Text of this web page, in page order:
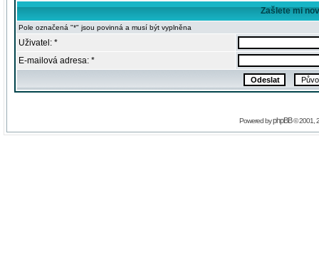
Zašlete mi
Pole označená "*" jsou povinná a musí být vyplněna
Uživatel: *
E-mailová adresa: *
Powered byphpBB© 2001,